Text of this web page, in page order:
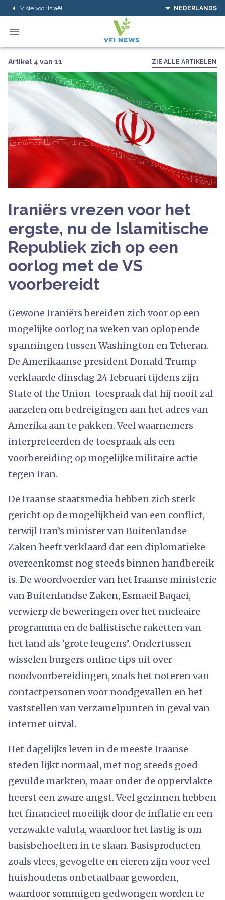
Visie voor Israël NEDERLANDS
Artikel 4 van 11 ZIE ALLE ARTIKELEN
Iraniërs vrezen voor het
ergste, nu de Islamitische
Republiek zich op een
oorlog met de VS
voorbereidt
Gewone Iraniërs bereiden zich voor op een
mogelijke oorlog na weken van oplopende
spanningen tussen Washington en Teheran.
De Amerikaanse president Donald Trump
verklaarde dinsdag 24 februari tijdens zijn
State of the Union-toespraak dat hij nooit zal
aarzelen om bedreigingen aan het adres van
Amerika aan te pakken. Veel waarnemers
interpreteerden de toespraak als een
voorbereiding op mogelijke militaire actie
tegen Iran.
De Iraanse staatsmedia hebben zich sterk
gericht op de mogelijkheid van een conflict,
terwijl Iran’s minister van Buitenlandse
Zaken heeft verklaard dat een diplomatieke
overeenkomst nog steeds binnen handbereik
is. De woordvoerder van het Iraanse ministerie
van Buitenlandse Zaken, Esmaeil Baqaei,
verwierp de beweringen over het nucleaire
programma en de ballistische raketten van
het land als ‘grote leugens’. Ondertussen
wisselen burgers online tips uit over
noodvoorbereidingen, zoals het noteren van
contactpersonen voor noodgevallen en het
vaststellen van verzamelpunten in geval van
internet uitval.
Het dagelijks leven in de meeste Iraanse
steden lijkt normaal, met nog steeds goed
gevulde markten, maar onder de oppervlakte
heerst een zware angst. Veel gezinnen hebben
het financieel moeilijk door de inflatie en een
verzwakte valuta, waardoor het lastig is om
basisbehoeften in te slaan. Basisproducten
zoals vlees, gevogelte en eieren zijn voor veel
huishoudens onbetaalbaar geworden,
waardoor sommigen gedwongen worden te